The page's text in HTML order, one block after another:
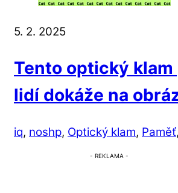
5. 2. 2025
Tento optický klam
lidí dokáže na
iq, noshp, Optický klam, Paměť,